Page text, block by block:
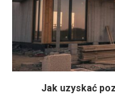
Jak uzyskać